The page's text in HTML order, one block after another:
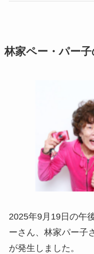
林家ペー・パー
2025年9月19日の午
ーさん、林家パー子
が発生しました。